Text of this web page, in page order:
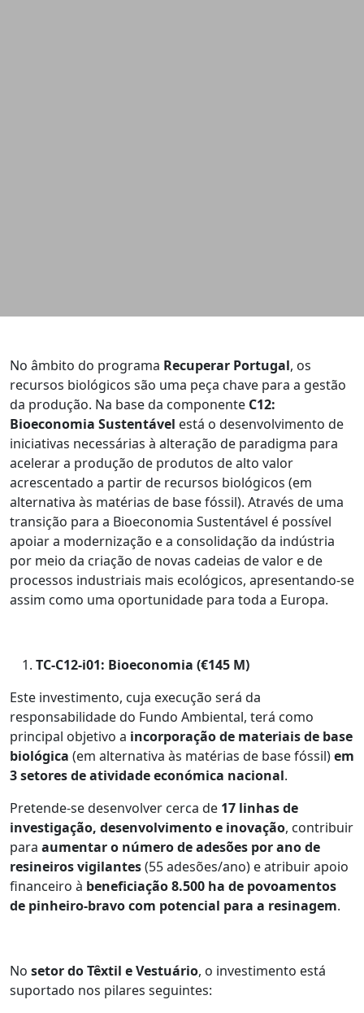
No âmbito do programa Recuperar Portugal, os
recursos biológicos são uma peça chave para a gestão
da produção. Na base da componente C12:
Bioeconomia Sustentável está o desenvolvimento de
iniciativas necessárias à alteração de paradigma para
acelerar a produção de produtos de alto valor
acrescentado a partir de recursos biológicos (em
alternativa às matérias de base fóssil). Através de uma
transição para a Bioeconomia Sustentável é possível
apoiar a modernização e a consolidação da indústria
por meio da criação de novas cadeias de valor e de
processos industriais mais ecológicos, apresentando-se
assim como uma oportunidade para toda a Europa.
TC-C12-i01: Bioeconomia (€145 M)
Este investimento, cuja execução será da
responsabilidade do Fundo Ambiental, terá como
principal objetivo a incorporação de materiais de base
biológica (em alternativa às matérias de base fóssil)em
3 setores de atividade económica nacional.
Pretende-se desenvolver cerca de 17 linhas de
investigação, desenvolvimento e inovação, contribuir
para aumentar o número de adesões por ano de
resineiros vigilantes(55 adesões/ano) e atribuir apoio
financeiro à beneficiação 8.500 ha de povoamentos
de pinheiro-bravo com potencial para a resinagem.
No setor do Têxtil e Vestuário, o investimento está
suportado nos pilares seguintes: